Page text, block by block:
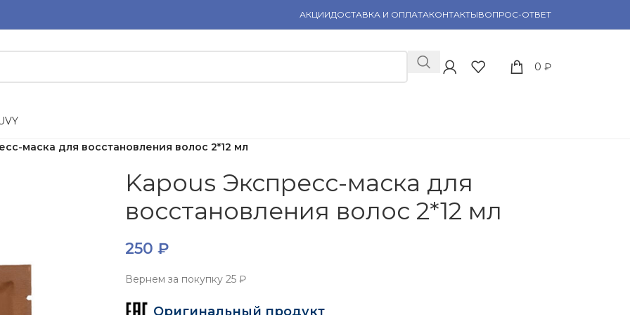
АКЦИИДОСТАВКА И ОПЛАТАКОНТАКТЫВОПРОС-ОТВЕТ
0 ₽
VY
маска для восстановления волос 2*12 мл
Kapous Экспресс-маска для
восстановления волос 2*12 мл
250 ₽
Вернем за покупку25 ₽
Оригинальный продукт